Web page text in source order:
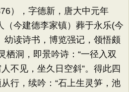
），字德新，唐大中元年
（今建德李家镇）葬于永乐(今
幼读诗书，博览强记，领悟颇
栖洞，即景吟诗：“一径入双
不见，坐久日空斜”。得此四
行，续吟：“石上生灵笋，池